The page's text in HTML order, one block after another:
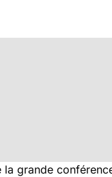
grande